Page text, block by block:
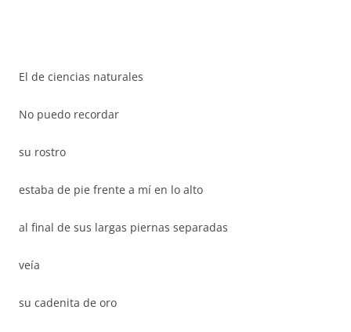
El de ciencias naturales
No puedo recordar
su rostro
estaba de pie frente a mí en lo alto
al final de sus largas piernas separadas
veía
su cadenita de oro